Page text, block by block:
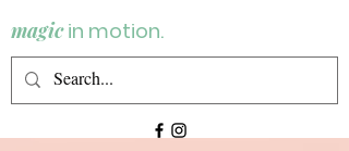
magicin motion.